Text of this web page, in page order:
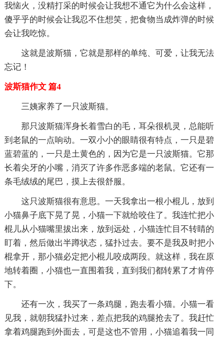
我恼火，没精打采的时候会让我想不通它为什么会这样，
傻乎乎的时候会让我忍不住想笑，把食物当成炸弹的时候
会让我吃惊。
这就是波斯猫，它就是那样的单纯、可爱，让我无法
忘记！
波斯猫作文 篇4
三姨家养了一只波斯猫。
那只波斯猫浑身长着雪白的毛，耳朵很机灵，总能听
到老鼠的一点响动。一双小小的眼睛很有特点，一只是碧
蓝碧蓝的，一只是土黄色的，因为它是一只波斯猫。它那
长着尖牙的小嘴，消灭了许多作恶多端的老鼠。它还有一
条毛绒绒的尾巴，摸上去很舒服。
这只波斯猫很有意思。一天我拿出一根小棍儿，放到
小猫鼻子底下晃了晃，小猫一下就给咬住了。我连忙把小
棍儿从小猫嘴里拔出来，放到远处，小猫连忙目不转睛的
盯着，然后做出半蹲状态，猛扑过去。要不是我及时把小
棍拿开，那小猫必定把小棍儿咬成两段。就这样，我在原
地转着圈，小猫也一直围着我，直到我们都转累了才肯停
下。
还有一次，我买了一条鸡腿，跑去看小猫。小猫一看
见我，就朝我猛扑过来，差点把我的鸡腿抢去了。我赶忙
拿着鸡腿跑到外面去，可是这也不管用，小猫追着我一同